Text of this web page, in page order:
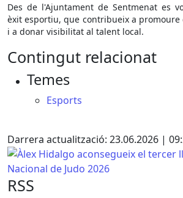
Des de l'Ajuntament de Sentmenat es
èxit esportiu, que contribueix a promoure
i a donar visibilitat al talent local.
Contingut relacionat
Temes
Esports
Darrera actualització: 23.06.2026 |
Àlex Hidalgo aconsegueix el tercer
RSS